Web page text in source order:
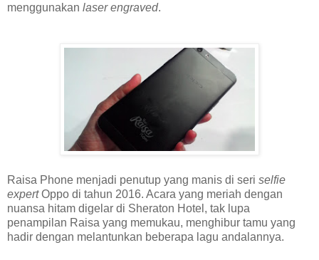
menggunakan laser engraved.
Raisa Phone menjadi penutup yang manis di seri selfie
expertOppo di tahun 2016. Acara yang meriah dengan
nuansa hitam digelar di Sheraton Hotel, tak lupa
penampilan Raisa yang memukau, menghibur tamu yang
hadir dengan melantunkan beberapa lagu andalannya.